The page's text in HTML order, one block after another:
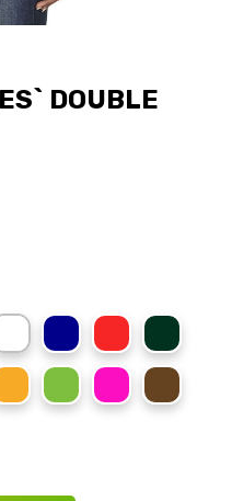
DOUBLE
Navy Red Forest Green
Irish GreenHeliconiaDark